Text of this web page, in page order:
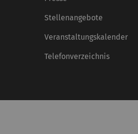
Stellenangebote
Veranstaltungskalender
Telefonverzeichnis